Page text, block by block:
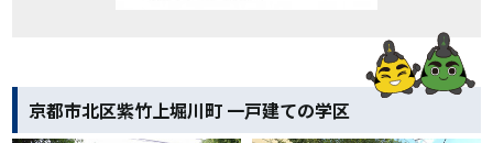
京都市北区紫竹上堀川町 一戸建ての学区